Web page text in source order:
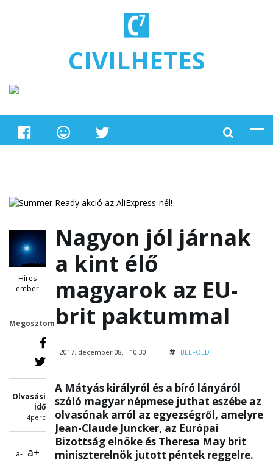
CIVILHETES
Híres
ember
Megosztom
Olvasási
idő
4perc
a- a+
Nagyon jól járnak
a kint élő
magyarok az EU-
brit paktummal
2017. december 08. - 10:30 BELFÖLD
A Mátyás királyról és a bíró lányáról
szóló magyar népmese juthat eszébe az
olvasónak arról az egyezségről, amelyre
Jean-Claude Juncker, az Európai
Bizottság elnöke és Theresa May brit
miniszterelnök jutott péntek reggelre.